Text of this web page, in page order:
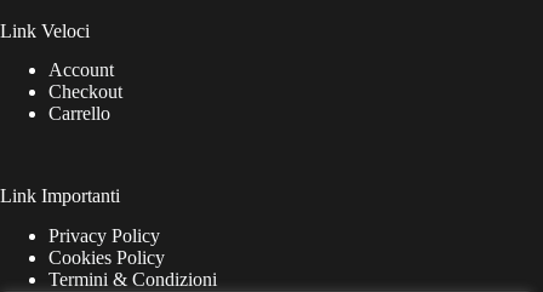
Link Veloci
Account
Checkout
Carrello
Link Importanti
Privacy Policy
Cookies Policy
Termini & Condizioni